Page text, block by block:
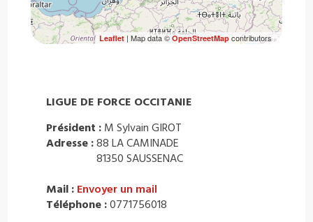
Leaflet| Map data ©OpenStreetMapcontributors
LIGUE DE FORCE OCCITANIE
Président : M Sylvain GIROT
Adresse :88 LA CAMINADE
81350 SAUSSENAC
Mail : Envoyer un mail
Téléphone :0771756018